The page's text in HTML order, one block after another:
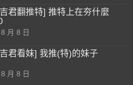
君翻推特] 推特上在夯什麼
月 8 日
君看妹] 我推(特)的妹子
月 8 日